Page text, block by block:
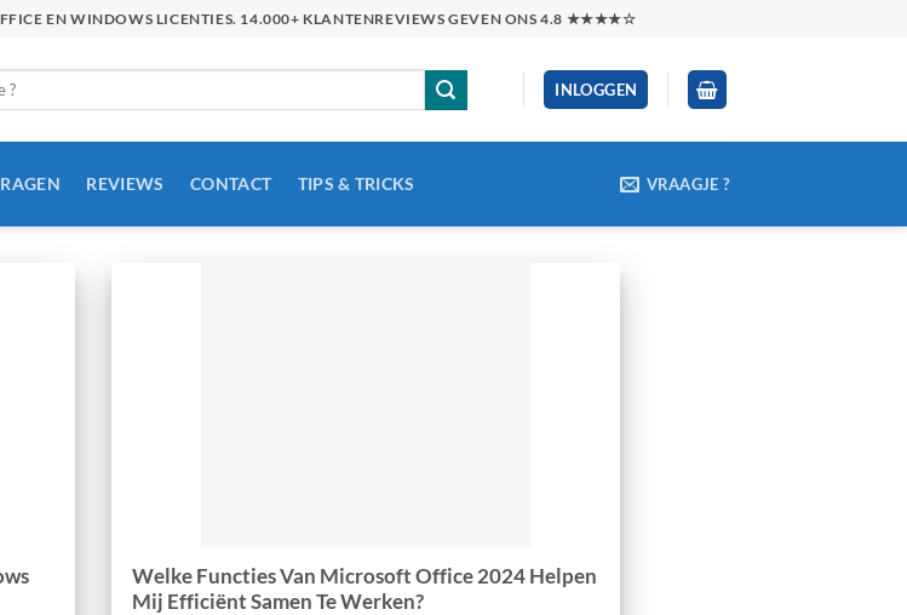
EN WINDOWS LICENTIES. 14.000+ KLANTENREVIEWS GEVEN ONS 4.8 ★★★★☆
INLOGGEN
REVIEWS CONTACT TIPS & TRICKS VRAAGJE ?
Welke Functies Van Microsoft Office 2024 Helpen
Mij Efficiënt Samen Te Werken?